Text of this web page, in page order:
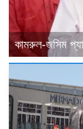
কামরুল-জসিম